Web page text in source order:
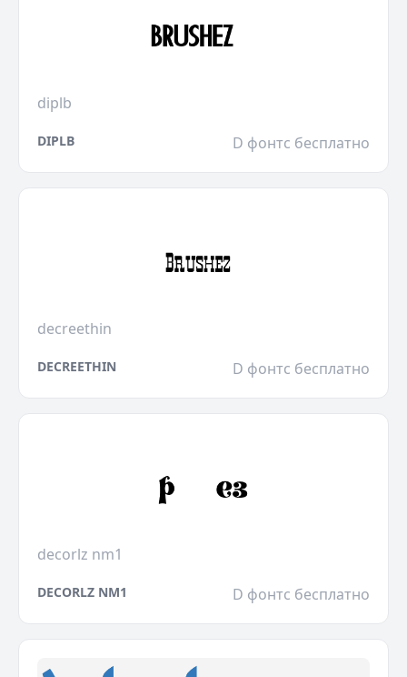
diplb
DIPLB D фонтс бесплатно
decreethin
DECREETHIN D фонтс бесплатно
decorlz nm1
DECORLZ NM1 D фонтс бесплатно